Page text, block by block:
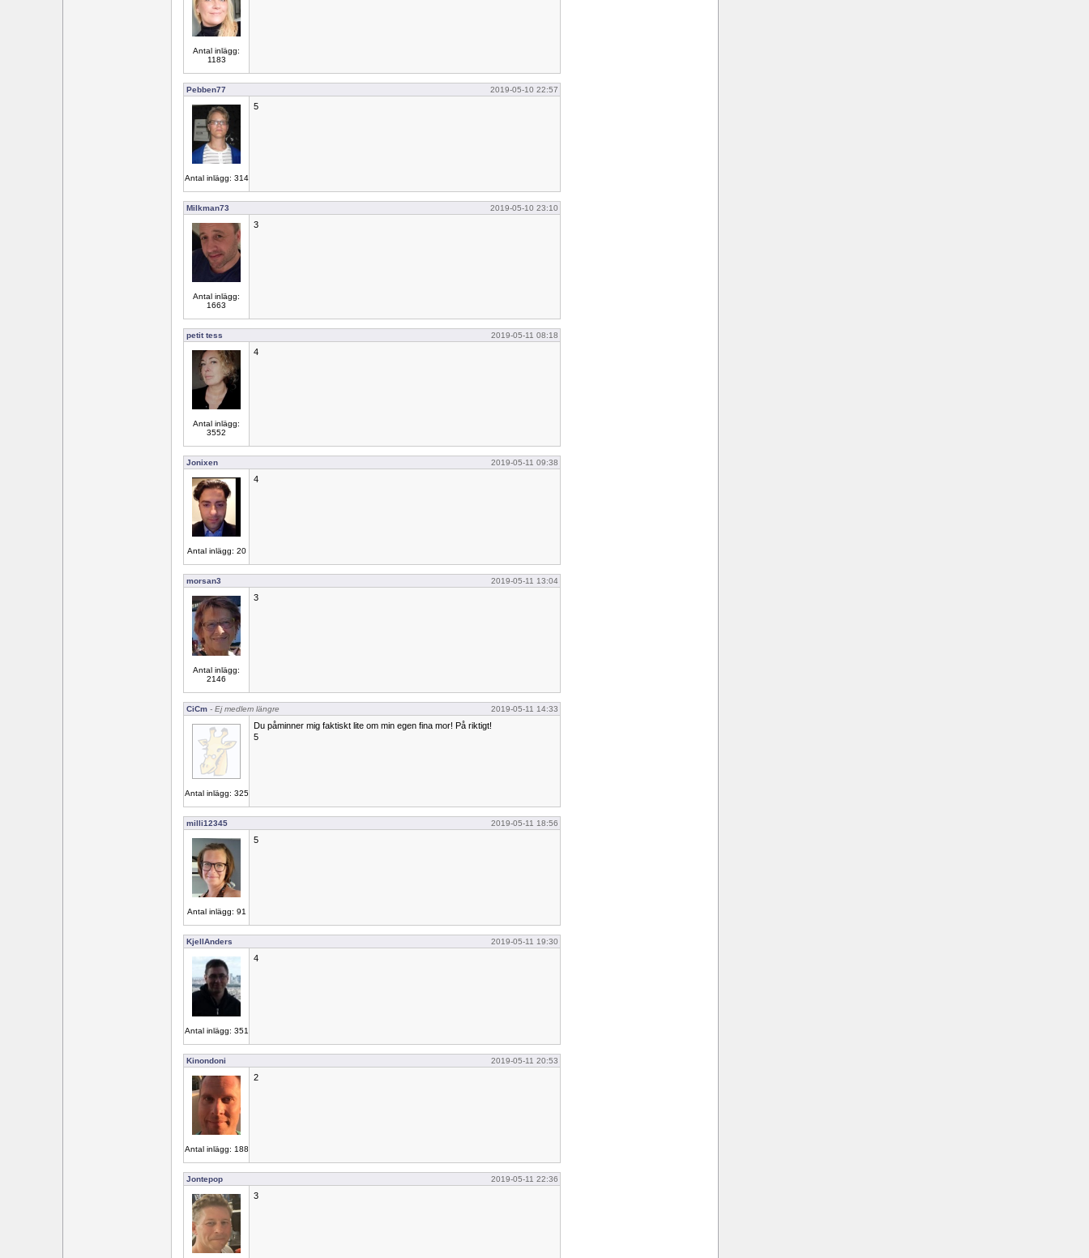
Antal inlägg:
1183
Pebben77 2019-05-10 22:57
Antal inlägg: 314
5
Milkman73 2019-05-10 23:10
Antal inlägg:
1663
3
petit tess 2019-05-11 08:18
Antal inlägg:
3552
4
Jonixen 2019-05-11 09:38
Antal inlägg: 20
4
morsan3 2019-05-11 13:04
Antal inlägg:
2146
3
CiCm - Ej medlem längre 2019-05-11 14:33
Antal inlägg: 325
Du påminner mig faktiskt lite om min egen fina mor! På riktigt!
5
milli12345 2019-05-11 18:56
Antal inlägg: 91
5
KjellAnders 2019-05-11 19:30
Antal inlägg: 351
4
Kinondoni 2019-05-11 20:53
Antal inlägg: 188
2
Jontepop 2019-05-11 22:36
3